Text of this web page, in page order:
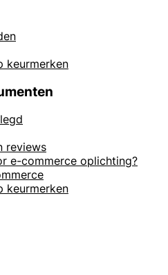
keurmerken
reviews
e-commerce oplichting?
keurmerken